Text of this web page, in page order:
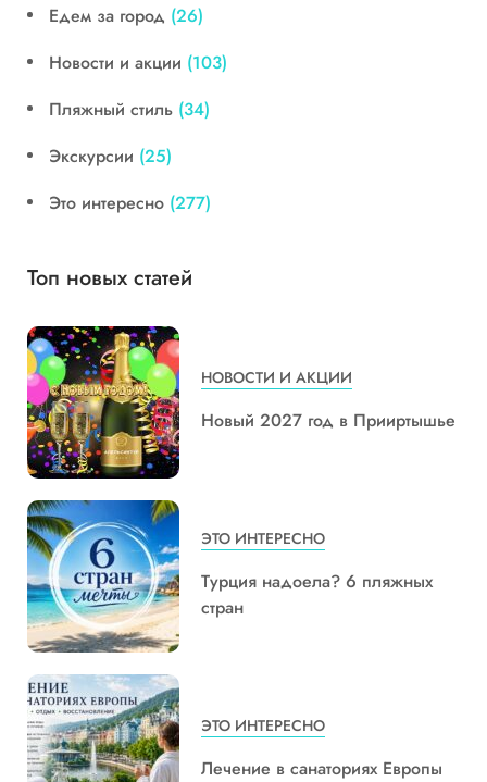
Едем за город (26)
Новости и акции (103)
Пляжный стиль (34)
Экскурсии (25)
Это интересно (277)
Топ новых статей
НОВОСТИ И АКЦИИ
Новый 2027 год в Прииртышье
ЭТО ИНТЕРЕСНО
Турция надоела? 6 пляжных
стран
ЭТО ИНТЕРЕСНО
Лечение в санаториях Европы